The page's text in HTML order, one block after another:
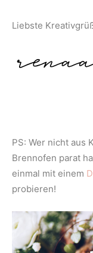
Liebste
PS: Wer nicht aus
Brennofen parat
einmal mit einem
probieren!